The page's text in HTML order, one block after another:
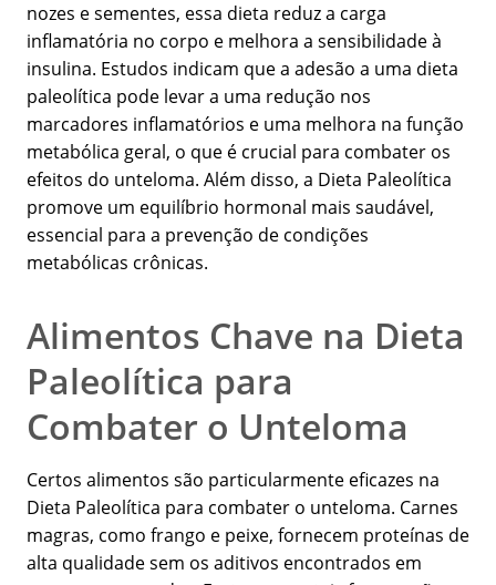
nozes e sementes, essa dieta reduz a carga
inflamatória no corpo e melhora a sensibilidade à
insulina. Estudos indicam que a adesão a uma dieta
paleolítica pode levar a uma redução nos
marcadores inflamatórios e uma melhora na função
metabólica geral, o que é crucial para combater os
efeitos do unteloma. Além disso, a Dieta Paleolítica
promove um equilíbrio hormonal mais saudável,
essencial para a prevenção de condições
metabólicas crônicas.
Alimentos Chave na Dieta
Paleolítica para
Combater o Unteloma
Certos alimentos são particularmente eficazes na
Dieta Paleolítica para combater o unteloma. Carnes
magras, como frango e peixe, fornecem proteínas de
alta qualidade sem os aditivos encontrados em